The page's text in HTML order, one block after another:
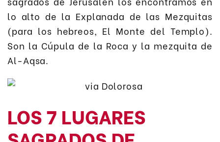
lo alto de la Explanada de las Mezquitas
(para los hebreos, El Monte del Templo).
Son la Cúpula de la Roca y la mezquita de
Al-Aqsa.
LOS 7 LUGARES